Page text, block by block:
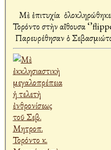
Μὲ ἐπιτυχία
Τορόντο στὴν αἴθουσα
Παρευρέθησαν ὁ